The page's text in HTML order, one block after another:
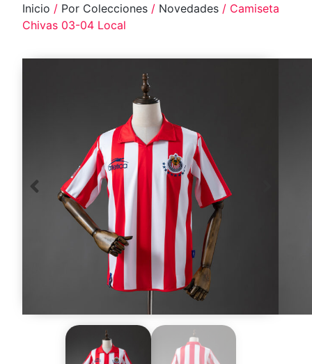
Inicio / Por Colecciones / Novedades / Camiseta
Chivas 03-04 Local